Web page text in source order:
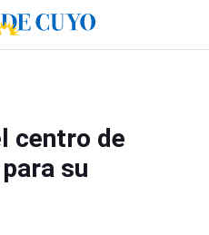
centro de
su